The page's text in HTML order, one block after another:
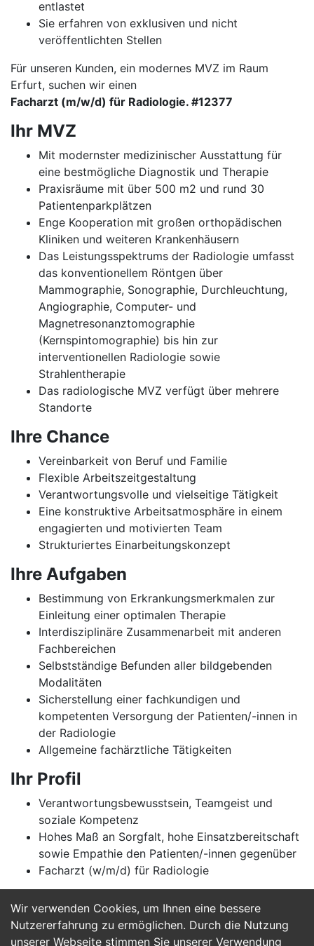
Wir verwenden Cookies, um Ihnen eine bessere
Nutzererfahrung zu ermöglichen. Durch die Nutzung
unserer Webseite stimmen Sie unserer Verwendung
entlastet
Sie erfahren von exklusiven und nicht
veröffentlichten Stellen
Für unseren Kunden, ein modernes MVZ im Raum
Erfurt, suchen wir einen
Facharzt (m/w/d) für Radiologie. #12377
Ihr MVZ
Mit modernster medizinischer Ausstattung für
eine bestmögliche Diagnostik und Therapie
Praxisräume mit über 500 m2 und rund 30
Patientenparkplätzen
Enge Kooperation mit großen orthopädischen
Kliniken und weiteren Krankenhäusern
Das Leistungsspektrums der Radiologie umfasst
das konventionellem Röntgen über
Mammographie, Sonographie, Durchleuchtung,
Angiographie, Computer- und
Magnetresonanztomographie
(Kernspintomographie) bis hin zur
interventionellen Radiologie sowie
Strahlentherapie
Das radiologische MVZ verfügt über mehrere
Standorte
Ihre Chance
Vereinbarkeit von Beruf und Familie
Flexible Arbeitszeitgestaltung
Verantwortungsvolle und vielseitige Tätigkeit
Eine konstruktive Arbeitsatmosphäre in einem
engagierten und motivierten Team
Strukturiertes Einarbeitungskonzept
Ihre Aufgaben
Bestimmung von Erkrankungsmerkmalen zur
Einleitung einer optimalen Therapie
Interdisziplinäre Zusammenarbeit mit anderen
Fachbereichen
Selbstständige Befunden aller bildgebenden
Modalitäten
Sicherstellung einer fachkundigen und
kompetenten Versorgung der Patienten/-innen in
der Radiologie
Allgemeine fachärztliche Tätigkeiten
Ihr Profil
Verantwortungsbewusstsein, Teamgeist und
soziale Kompetenz
Hohes Maß an Sorgfalt, hohe Einsatzbereitschaft
sowie Empathie den Patienten/-innen gegenüber
Facharzt (w/m/d) für Radiologie
Jetzt Bewerben